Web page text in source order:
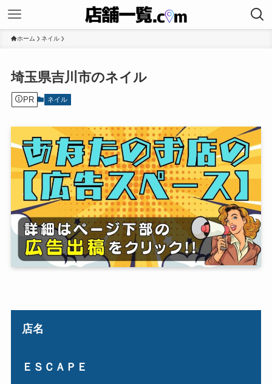
ホーム ネイル
埼玉県吉川市のネイル
PR ネイル
店名
ＥＳＣＡＰＥ